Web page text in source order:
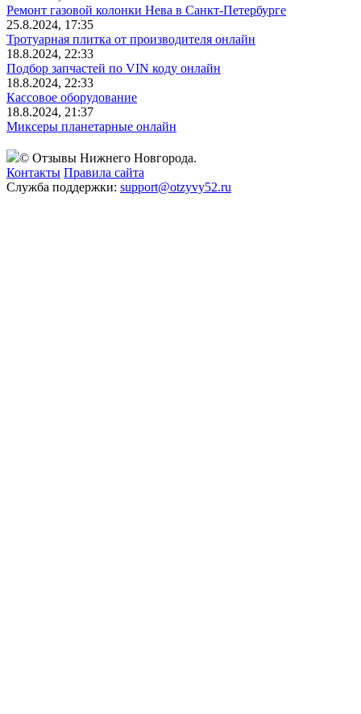
Ремонт газовой колонки Нева в Санкт-Петербурге
25.8.2024, 17:35
Тротуарная плитка от производителя онлайн
18.8.2024, 22:33
Подбор запчастей по VIN коду онлайн
18.8.2024, 22:33
Кассовое оборудование
18.8.2024, 21:37
Миксеры планетарные онлайн
© Отзывы Нижнего Новгорода.
Контакты Правила сайта
Служба поддержки: support@otzyvy52.ru